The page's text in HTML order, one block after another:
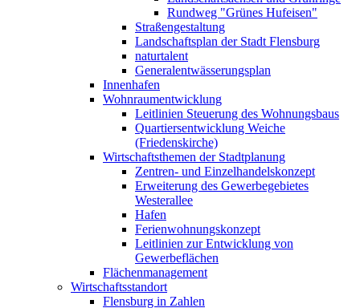
Rundweg "Grünes Hufeisen"
Straßengestaltung
Landschaftsplan der Stadt Flensburg
naturtalent
Generalentwässerungsplan
Innenhafen
Wohnraumentwicklung
Leitlinien Steuerung des Wohnungsbaus
Quartiersentwicklung Weiche
(Friedenskirche)
Wirtschaftsthemen der Stadtplanung
Zentren- und Einzelhandelskonzept
Erweiterung des Gewerbegebietes
Westerallee
Hafen
Ferienwohnungskonzept
Leitlinien zur Entwicklung von
Gewerbeflächen
Flächenmanagement
Wirtschaftsstandort
Flensburg in Zahlen